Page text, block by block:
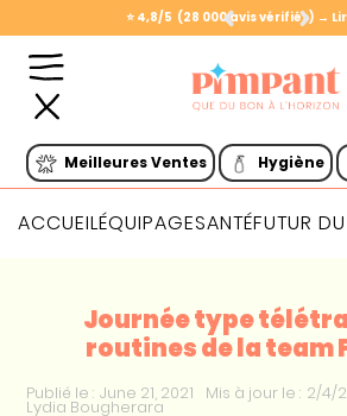
⭐️ 4,8/5 (28 000 avis vérifiés) →
Slide 1 of 2.
Meilleures Ventes Hygiène
ACCUEILÉQUIPAGESANTÉFUTUR
Journée type
routines de la team
Publié le : June 21, 2021 Mis à jour le : 2/4/
Lydia Bougherara